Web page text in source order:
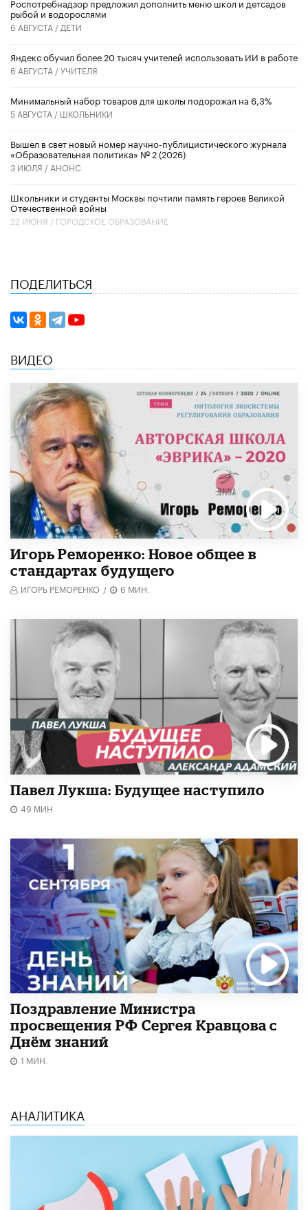
рыбой и водорослями
6 АВГУСТА / ДЕТИ
​Яндекс обучил более 20 тысяч учителей использовать ИИ в работе
6 АВГУСТА /УЧИТЕЛЯ
Минимальный набор товаров для школы подорожал на 6,3%
5 АВГУСТА / ШКОЛЬНИКИ
Вышел в свет новый номер научно-публицистического журнала
«Образовательная политика» № 2 (2026)
3 ИЮЛЯ / АНОНС
Школьники и студенты Москвы почтили память героев Великой
Отечественной войны
22 ИЮНЯ / ГОРОДСКОЕ ОБРАЗОВАНИЕ
ПОДЕЛИТЬСЯ
ВИДЕО
Игорь Реморенко: Новое общее в
стандартах будущего
ИГОРЬ РЕМОРЕНКО / 6 МИН.
Павел Лукша: Будущее наступило
49 МИН.
Поздравление Министра
просвещения РФ Сергея Кравцова с
Днём знаний
1 МИН.
АНАЛИТИКА